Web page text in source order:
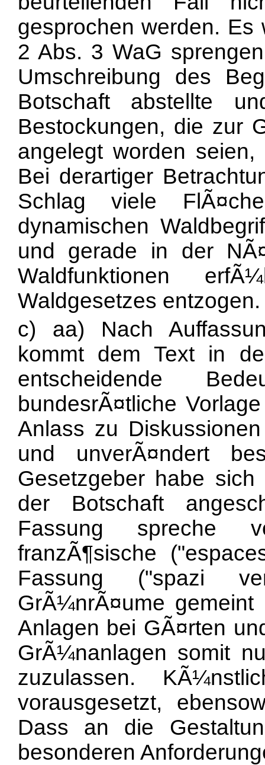
gesprochen werden.
2 Abs. 3 WaG
Umschreibung des
Botschaft abstellte
Bestockungen, die zur
angelegt worden
Bei derartiger
Schlag viele
dynamischen
und gerade in der
Waldfunktionen
Waldgesetzes entzogen.
c) aa) Nach
kommt dem Text in
entscheidende
bundesrÃ¤tliche
Anlass zu
und unverÃ¤ndert
Gesetzgeber habe
der Botschaft
Fassung spreche
franzÃ¶sische
Fassung ("spazi
GrÃ¼nrÃ¤ume
Anlagen bei GÃ¤rten
GrÃ¼nanlagen somit
zuzulassen.
vorausgesetzt,
Dass an die
besonderen